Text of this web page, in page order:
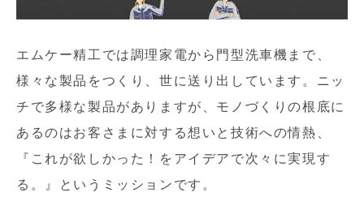
エムケー精工では調理家電から門型洗車機まで、
様々な製品をつくり、世に送り出しています。ニッ
チで多様な製品がありますが、モノづくりの根底に
あるのはお客さまに対する想いと技術への情熱、
『これが欲しかった！をアイデアで次々に実現す
る。』というミッションです。